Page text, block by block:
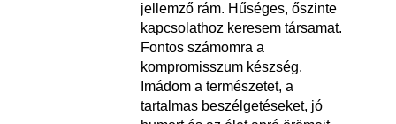
jellemző rám. Hűséges, őszinte
kapcsolathoz keresem társamat.
Fontos számomra a
kompromisszum készség.
Imádom a természetet, a
tartalmas beszélgetéseket, jó